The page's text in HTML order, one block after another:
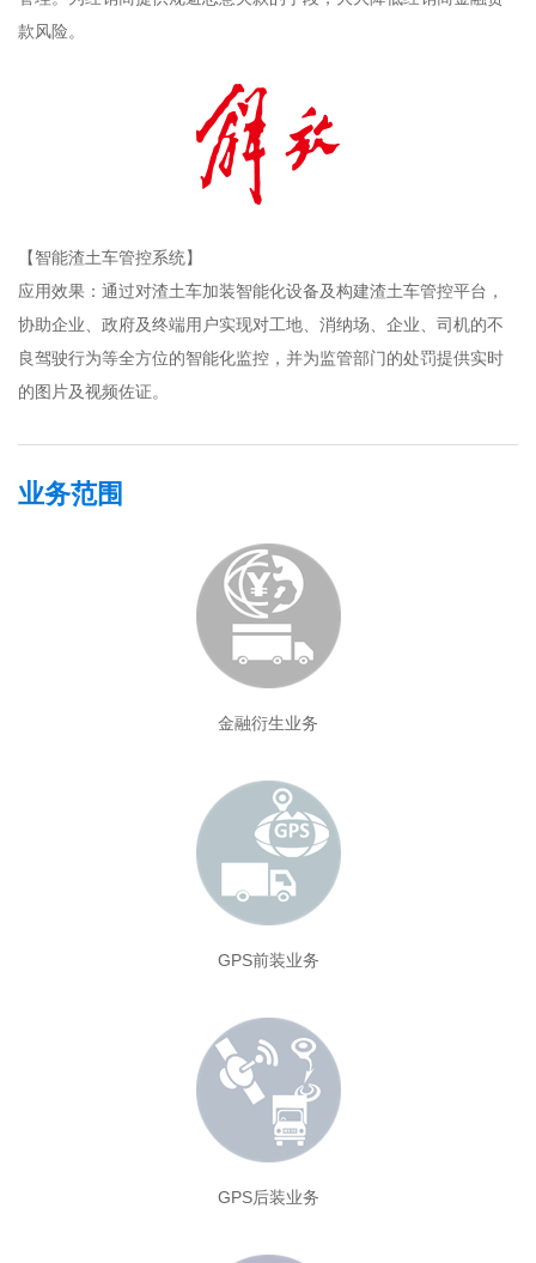
款风险。
【智能渣土车管控系统】
应用效果：通过对渣土车加装智能化设备及构建渣土车管控平台，
协助企业、政府及终端用户实现对工地、消纳场、企业、司机的不
良驾驶行为等全方位的智能化监控，并为监管部门的处罚提供实时
的图片及视频佐证。
业务范围
金融衍生业务
GPS前装业务
GPS后装业务